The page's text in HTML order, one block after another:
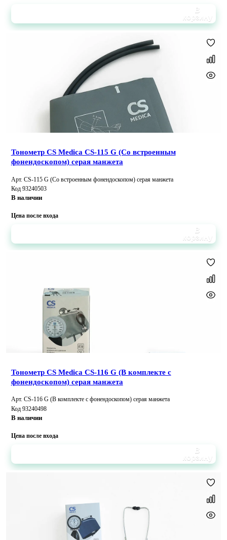
В
корзину
Тонометр CS Medica CS-115 G (Со встроенным
фонендоскопом) серая манжета
Арт. CS-115 G (Со встроенным фонендоскопом) серая манжета
Код 93240503
В наличии
Цена после входа
В
корзину
Тонометр CS Medica CS-116 G (В комплекте с
фонендоскопом) серая манжета
Арт. CS-116 G (В комплекте с фонендоскопом) серая манжета
Код 93240498
В наличии
Цена после входа
В
корзину